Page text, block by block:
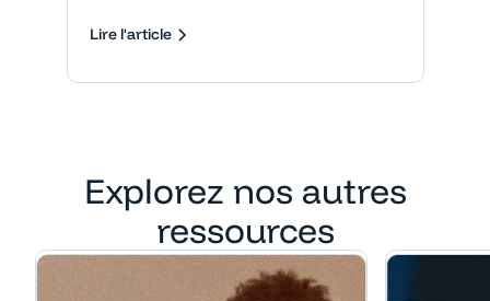
Lire l'article
Explorez nos autres
ressources